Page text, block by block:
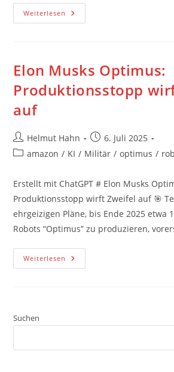
Weiterlesen Tesla
Stoppt
Probleme
Zwingen
Nachjustierung
Elon Musks Optimus:
Produktionsstopp
auf
Beitrags-
Autor:
Helmut Hahn
Beitrag
veröffentlicht:
6. Juli 2025
Beitrags-
amazon / KI / Militär / optimus /
Erstellt mit ChatGPT # Elon Musks
Produktionsstopp wirft Zweifel auf 🎯
ehrgeizigen Pläne, bis Ende 2025 etwa
Robots “Optimus” zu produzieren,
Weiterlesen Elon
Musks
Suchen